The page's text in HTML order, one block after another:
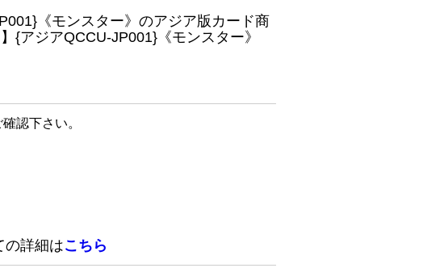
《モンスター》のアジア版カード商
アジアQCCU-JP001}《モンスター》
認下さい。
の詳細はこちら